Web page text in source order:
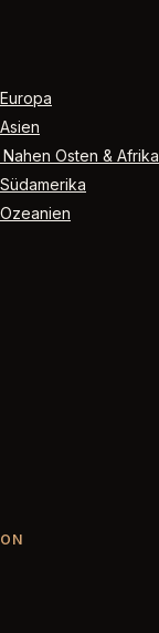
Osten & Afrika